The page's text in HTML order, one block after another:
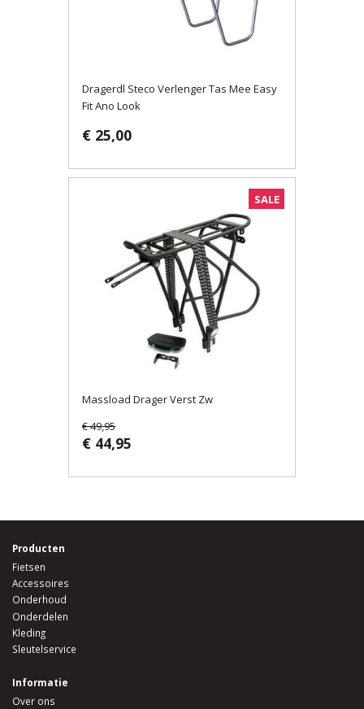
Dragerdl Steco Verlenger Tas Mee Easy
Fit Ano Look
€ 25,00
SALE
Massload Drager Verst Zw
€ 49,95
€ 44,95
Producten
Fietsen
Accessoires
Onderhoud
Onderdelen
Kleding
Sleutelservice
Informatie
Over ons